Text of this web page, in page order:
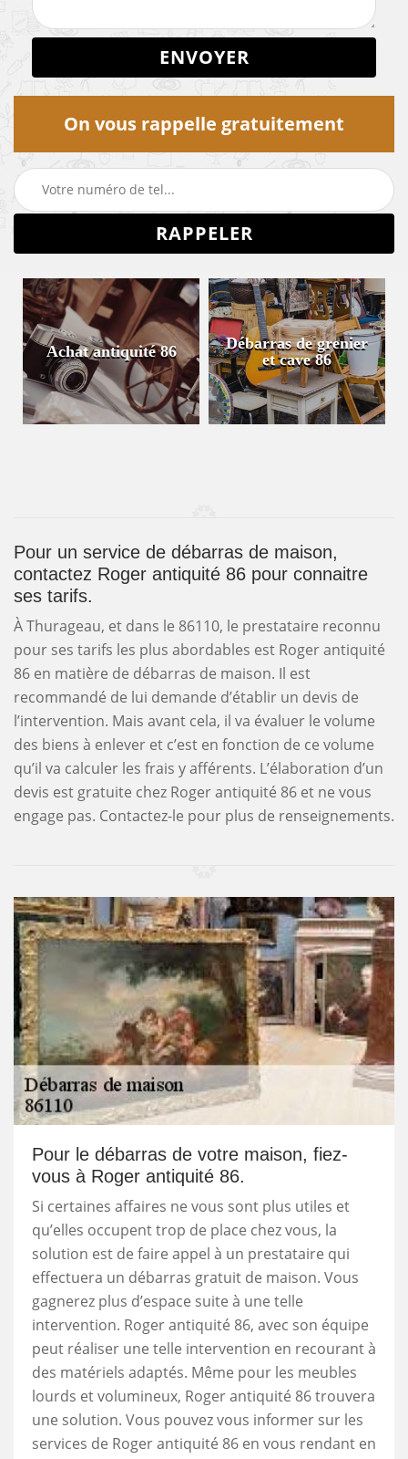
On vous rappelle gratuitement
Achat antiquité 86
Débarras de grenier
et cave 86
Pour un service de débarras de maison,
contactez Roger antiquité 86 pour connaitre
ses tarifs.
À Thurageau, et dans le 86110, le prestataire reconnu
pour ses tarifs les plus abordables est Roger antiquité
86 en matière de débarras de maison. Il est
recommandé de lui demande d’établir un devis de
l’intervention. Mais avant cela, il va évaluer le volume
des biens à enlever et c’est en fonction de ce volume
qu’il va calculer les frais y afférents. L’élaboration d’un
devis est gratuite chez Roger antiquité 86 et ne vous
engage pas. Contactez-le pour plus de renseignements.
Pour le débarras de votre maison, fiez-
vous à Roger antiquité 86.
Si certaines affaires ne vous sont plus utiles et
qu’elles occupent trop de place chez vous, la
solution est de faire appel à un prestataire qui
effectuera un débarras gratuit de maison. Vous
gagnerez plus d’espace suite à une telle
intervention. Roger antiquité 86, avec son équipe
peut réaliser une telle intervention en recourant à
des matériels adaptés. Même pour les meubles
lourds et volumineux, Roger antiquité 86 trouvera
une solution. Vous pouvez vous informer sur les
services de Roger antiquité 86 en vous rendant en